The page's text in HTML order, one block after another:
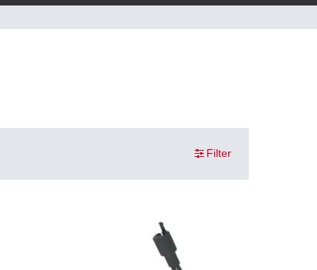
Filter